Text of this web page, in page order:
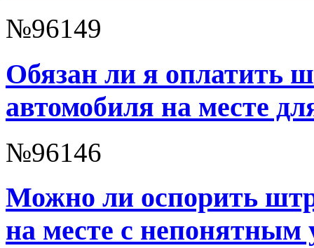
№96149
Обязан ли я оплатить
автомобиля на месте
№96146
Можно ли оспорить
на месте с непонятным